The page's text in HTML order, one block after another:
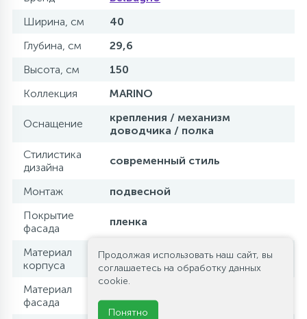
Ширина, см
40
Глубина, см
29,6
Высота, см
150
Коллекция
MARINO
Оснащение
крепления / механизм
доводчика / полка
Стилистика
дизайна
современный стиль
Монтаж
подвесной
Покрытие
фасада
пленка
Материал
корпуса
МДФ
Материал
фасада
Продолжая использовать наш сайт, вы
соглашаетесь на обработку данных
cookie.
Понятно